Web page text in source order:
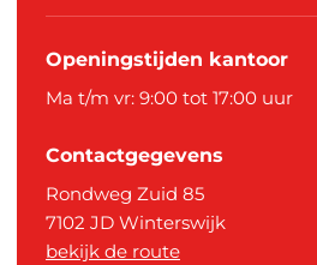
Openingstijden kantoor
Ma t/m vr: 9:00 tot 17:00 uur
Contactgegevens
Rondweg Zuid 85
7102 JD Winterswijk
bekijk de route